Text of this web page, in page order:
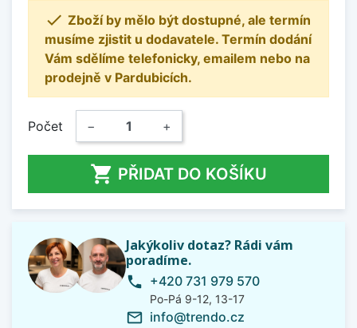
 Zboží by mělo být dostupné, ale termín
musíme zjistit u dodavatele. Termín dodání
Vám sdělíme telefonicky, emailem nebo na
prodejně v Pardubicích.
Počet − +
 PŘIDAT DO KOŠÍKU
Jakýkoliv dotaz? Rádi vám
poradíme.
phone +420 731 979 570
Po-Pá 9-12, 13-17
mail_outline info@trendo.cz